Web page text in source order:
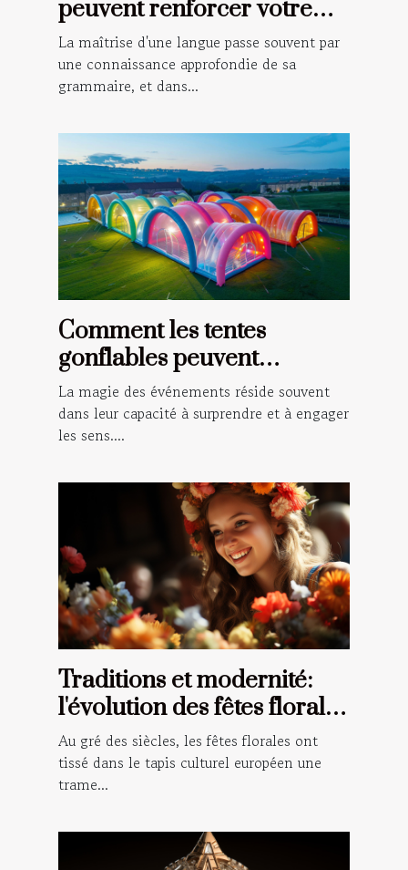
peuvent renforcer votre
grammaire française
La maîtrise d'une langue passe souvent par
une connaissance approfondie de sa
grammaire, et dans...
Comment les tentes
gonflables peuvent
transformer vos
événements en spectacles
La magie des événements réside souvent
dans leur capacité à surprendre et à engager
les sens....
Traditions et modernité:
l'évolution des fêtes florales
à travers le temps en
Europe
Au gré des siècles, les fêtes florales ont
tissé dans le tapis culturel européen une
trame...